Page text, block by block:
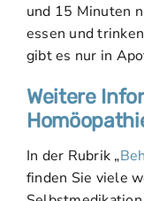
und 15 Minuten
essen und
gibt es nur in
Weitere
In der Rubrik „
finden Sie viele